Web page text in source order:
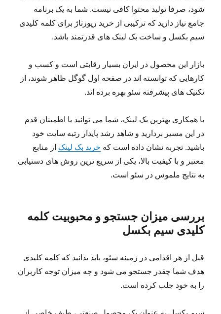
شود، صرفا تولید محتوا کافی نیست. شما به یک برنامه
جامع نیاز دارید که ترکیبی از خرید رپورتاژ برای کلمه کلیدی
سیم بکسل و ساخت بک لینک های قدرتمند باشد.
بازار این محصول در ایران بسیار رقابتی است و کسب و
کارهایی که توانسته اند در صفحه اول گوگل ظاهر شوند، از
تکنیک های پیشرفته سئو بهره برده اند.
با همکاری بهترین بک لینک، شما می توانید با اطمینان قدم
در این مسیر بردارید و شاهد رشد پایدار رتبه سایت خود
باشید. تجربه نشان داده است که خرید بک لینک از منابع
معتبر و با کیفیت بالا، یکی از سریع ترین روش های دستیابی
به نتایج ملموس در سئو است.
بررسی میزان جستجو و محبوبیت کلمه
کلیدی سیم بکسل
قبل از هر اقدامی در زمینه سئو، باید بدانید که کلمه کلیدی
هدف شما چقدر جستجو می شود و چه میزان توجه کاربران
را به خود جلب کرده است.